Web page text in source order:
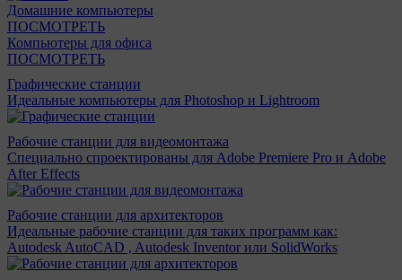
Домашние компьютеры
ПОСМОТРЕТЬ
Компьютеры для офиса
ПОСМОТРЕТЬ
Графические станции
Идеальные компьютеры для Photoshop и Lightroom
Рабочие станции для видеомонтажа
Специально спроектированы для Adobe Premiere Pro и Adobe
After Effects
Рабочие станции для архитекторов
Идеальные рабочие станции для таких программ как:
Autodesk AutoCAD , Autodesk Inventor или SolidWorks